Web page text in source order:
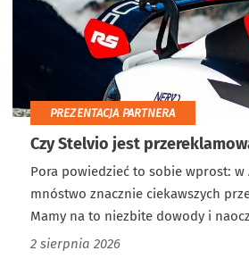
PREZENTACJA PARTNERA
Czy Stelvio jest
Pora powiedzieć to sobie wprost: w
mnóstwo znacznie ciekawszych
Mamy na to niezbite dowody i
2 sierpnia 2026